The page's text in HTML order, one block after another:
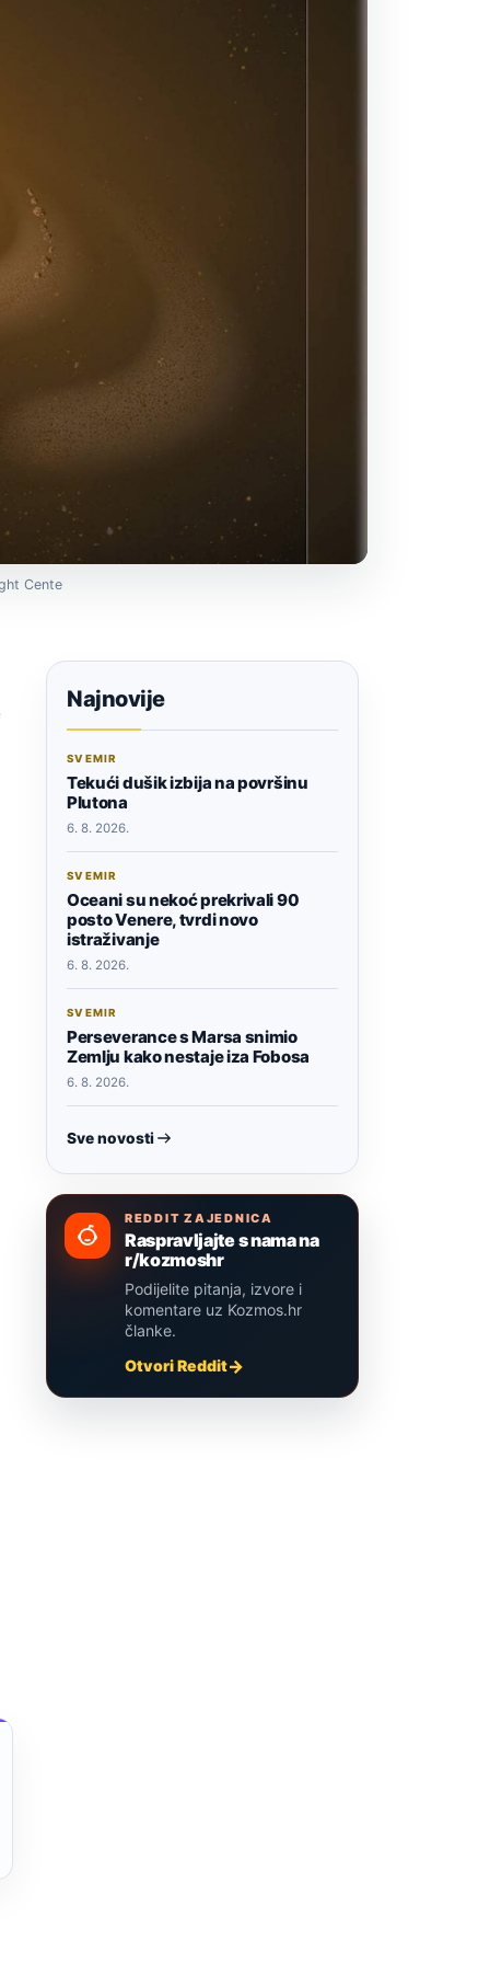
Cente
Najnovije
SVEMIR
Tekući dušik izbija na površinu
Plutona
6. 8. 2026.
SVEMIR
Oceani su nekoć prekrivali 90
posto Venere, tvrdi novo
istraživanje
6. 8. 2026.
SVEMIR
Perseverance s Marsa snimio
Zemlju kako nestaje iza Fobosa
6. 8. 2026.
Sve novosti
REDDIT ZAJEDNICA
Raspravljajte s nama na
r/kozmoshr
Podijelite pitanja, izvore i
komentare uz Kozmos.hr
članke.
Otvori Reddit